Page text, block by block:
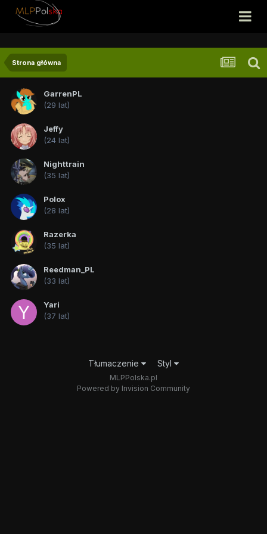
Strona główna
GarrenPL
(29 lat)
Jeffy
(24 lat)
Nighttrain
(35 lat)
Polox
(28 lat)
Razerka
(35 lat)
Reedman_PL
(33 lat)
Yari
(37 lat)
Tłumaczenie Styl
MLPPolska.pl
Powered by Invision Community